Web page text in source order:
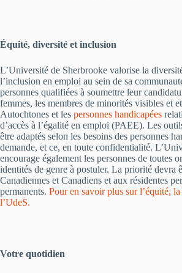
Équité, diversité et inclusion
L’Université de Sherbrooke valorise la
l’inclusion en emploi au sein de sa
personnes qualifiées à soumettre leur
femmes, les membres de minorités visibles et
Autochtones et les personnes handicapées
d’accès à l’égalité en emploi (PAEE). Les
être adaptés selon les besoins des personnes
demande, et ce, en toute confidentialité.
encourage également les personnes de toutes
identités de genre à postuler. La priorité devra
Canadiennes et Canadiens et aux résidentes
permanents. Pour en savoir plus sur l’équité,
l’UdeS.
Votre quotidien